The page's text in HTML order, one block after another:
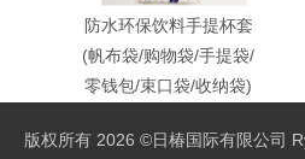
防水环保饮料手提杯套
(帆布袋/购物袋/手提袋/
零钱包/束口袋/收纳袋)
版权所有 2026 ©日椿国际有限公司